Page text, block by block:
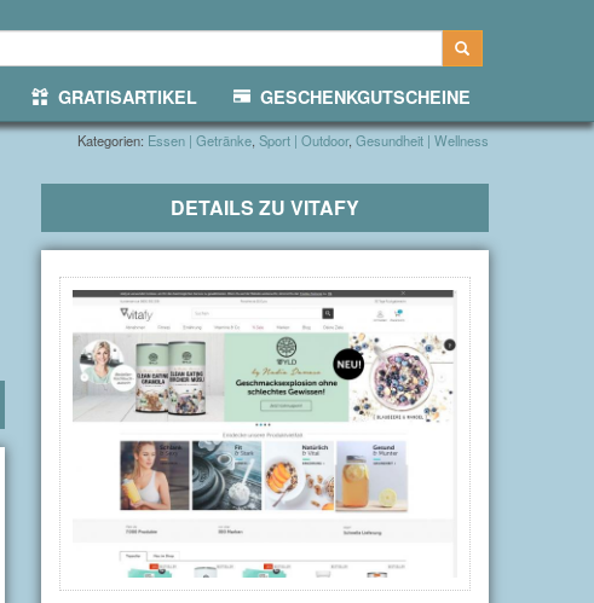
GRATISARTIKEL GESCHENKGUTSCHEINE
Kategorien: Essen | Getränke Sport | Outdoor, Gesundheit | Wellness
DETAILS ZU VITAFY